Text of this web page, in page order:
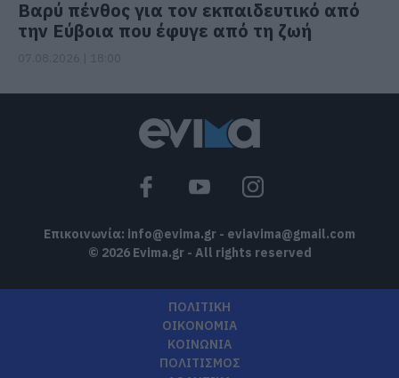
Βαρύ πένθος για τον εκπαιδευτικό από
την Εύβοια που έφυγε από τη ζωή
Επικοινωνία: info@evima.gr - eviavima@gmail.com
© 2026 Evima.gr - All rights reserved
ΠΟΛΙΤΙΚΗ
ΟΙΚΟΝΟΜΙΑ
ΚΟΙΝΩΝΙΑ
ΠΟΛΙΤΙΣΜΟΣ